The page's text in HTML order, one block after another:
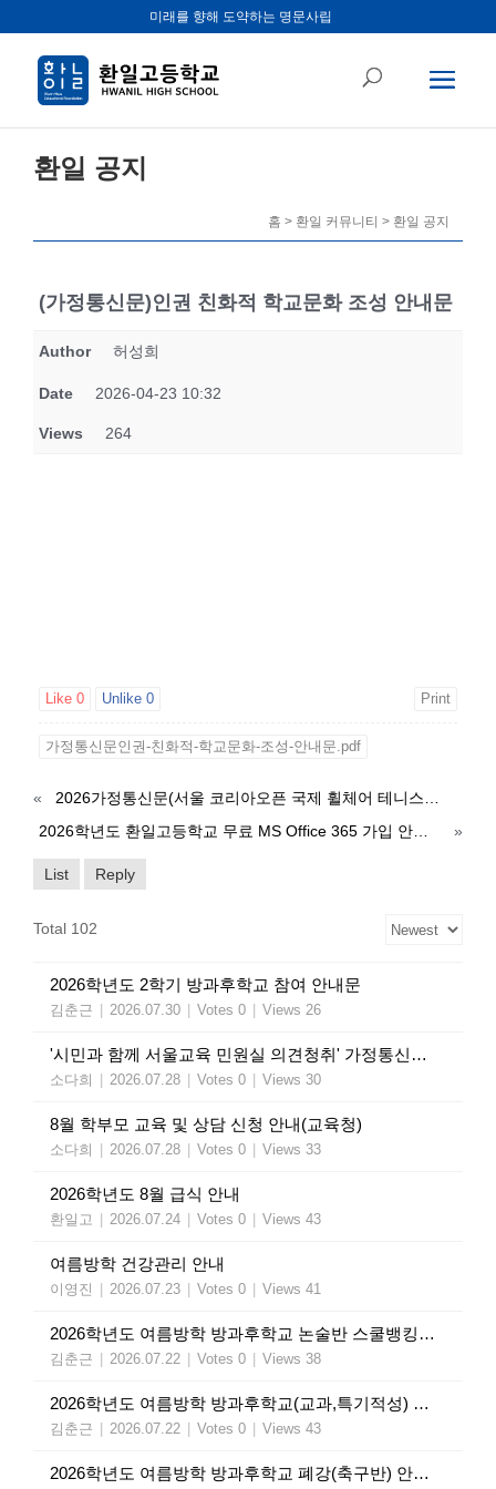
미래를 향해 도약하는 명문사립
환일 공지
홈 > 환일 커뮤니티 > 환일 공지
(가정통신문)인권 친화적 학교문화 조성 안내문
Author 허성희
Date 2026-04-23 10:32
Views 264
Like 0 Unlike 0 Print
가정통신문인권-친화적-학교문화-조성-안내문.pdf
«
»
List Reply
Total 102
2026학년도 2학기 방과후학교 참여 안내문
김춘근 2026.07.30 Votes 0 Views 26
'시민과 함께 서울교육 민원실 의견청취' 가정통신문(교육청)
소다희 2026.07.28 Votes 0 Views 30
8월 학부모 교육 및 상담 신청 안내(교육청)
소다희 2026.07.28 Votes 0 Views 33
2026학년도 8월 급식 안내
환일고 2026.07.24 Votes 0 Views 43
여름방학 건강관리 안내
이영진 2026.07.23 Votes 0 Views 41
2026학년도 여름방학 방과후학교 논술반 스쿨뱅킹 인출 안내
김춘근 2026.07.22 Votes 0 Views 38
2026학년도 여름방학 방과후학교(교과,특기적성) 수강료 인출 안내
김춘근 2026.07.22 Votes 0 Views 43
2026학년도 여름방학 방과후학교 폐강(축구반) 안내 가정통신문